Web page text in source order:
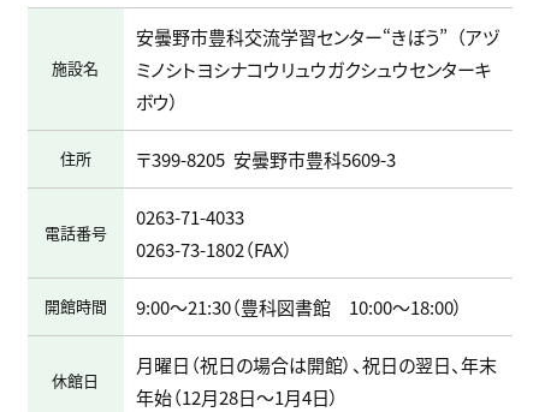
施設名
安曇野市豊科交流学習センター“きぼう”
アヅ
ミノシトヨシナコウリュウガクシュウセンターキ
ボウ
住所 〒399-8205 安曇野市豊科5609-3
電話番号
0263-71-4033
0263-73-1802（FAX）
開館時間 9:00～21:30（豊科図書館 10:00～18:00）
休館日
月曜日（祝日の場合は開館）、祝日の翌日、年末
年始（12月28日～1月4日）